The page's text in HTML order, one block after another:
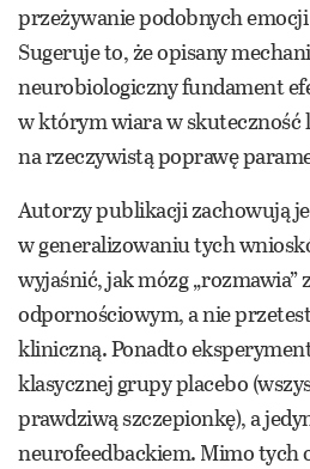
przeżywanie podobnych emocji
Sugeruje to, że opisany
neurobiologiczny fundament
w którym wiara w skuteczność
na rzeczywistą poprawę
Autorzy publikacji zachowują
w generalizowaniu tych
wyjaśnić, jak mózg „rozmawia”
odpornościowym, a nie
kliniczną. Ponadto
klasycznej grupy placebo
prawdziwą szczepionkę), a
neurofeedbackiem. Mimo tych